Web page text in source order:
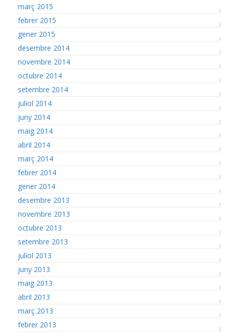
març 2015
febrer 2015
gener 2015
desembre 2014
novembre 2014
octubre 2014
setembre 2014
juliol 2014
juny 2014
maig 2014
abril 2014
març 2014
febrer 2014
gener 2014
desembre 2013
novembre 2013
octubre 2013
setembre 2013
juliol 2013
juny 2013
maig 2013
abril 2013
març 2013
febrer 2013